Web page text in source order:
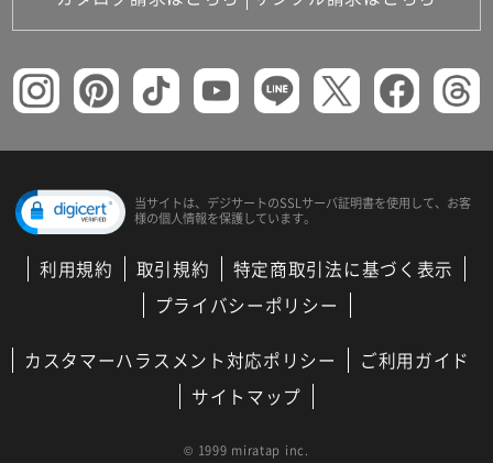
当サイトは、デジサートのSSLサーバ証明書を使用して、 お客
様の個人情報を保護しています。
利用規約 取引規約
特定商取引法に基づく表示
プライバシーポリシー
カスタマーハラスメント対応ポリシー
ご利用ガイド
サイトマップ
© 1999 miratap inc.